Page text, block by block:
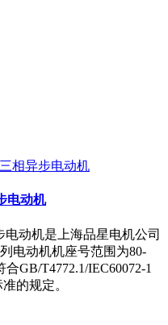
电动机
动机是上海品星电机公司
电动机机座号范围为80-
GB/T4772.1/IEC60072-1
的规定。